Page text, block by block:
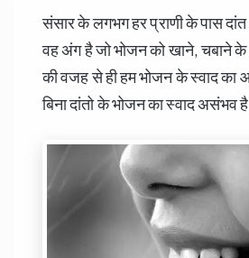
संसार के लगभग हर प्राणी के पास दांत
वह अंग है जो भोजन को खाने, चबाने के
की वजह से ही हम भोजन के स्वाद
बिना दांतो के भोजन का स्वाद असंभव